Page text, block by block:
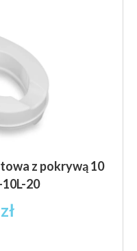
z pokrywą 10
20
zł